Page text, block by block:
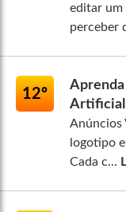
editar um
perceber
12º
Artificial
Anúncios
logotipo
Cada c...